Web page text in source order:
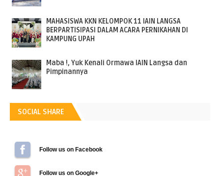
MAHASISWA KKN KELOMPOK 11 IAIN LANGSA
BERPARTISIPASI DALAM ACARA PERNIKAHAN DI
KAMPUNG UPAH
Maba !, Yuk Kenali Ormawa IAIN Langsa dan
Pimpinannya
SOCIAL SHARE
Follow us on Facebook
Follow us on Google+